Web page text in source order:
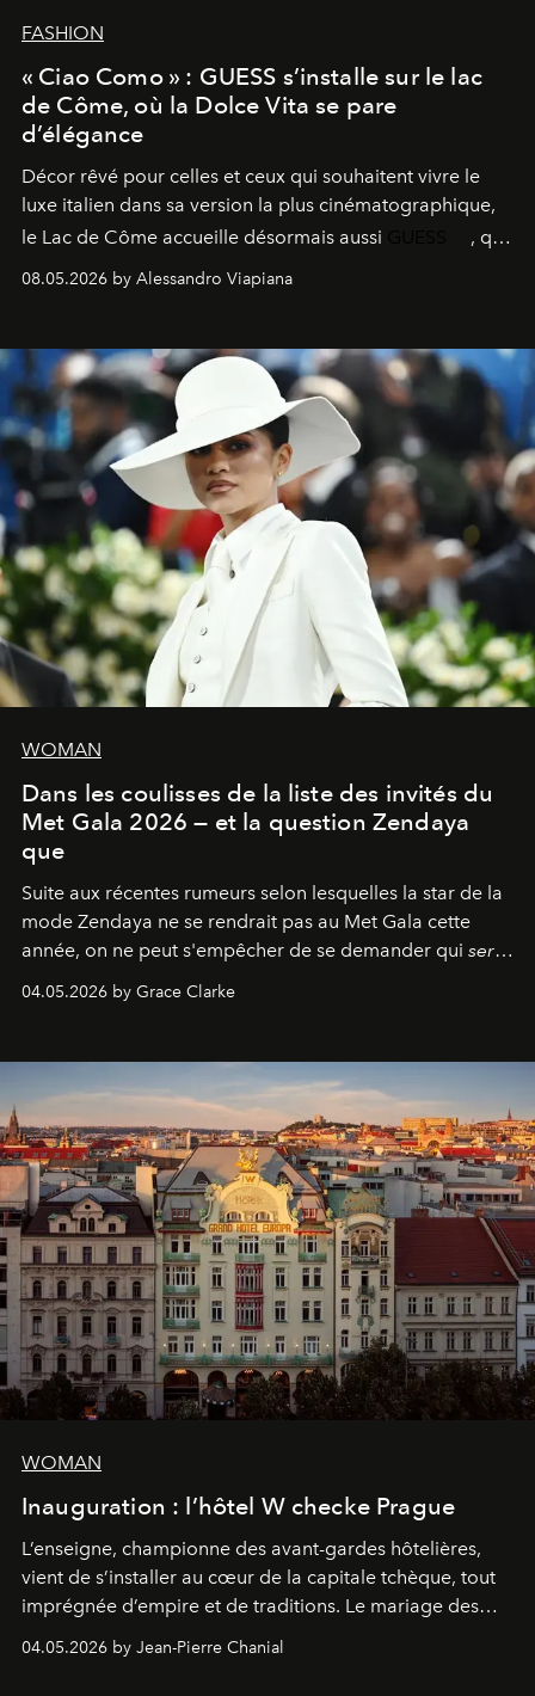
FASHION
« Ciao Como » : GUESS s’installe sur le lac
de Côme, où la Dolce Vita se pare
d’élégance
Décor rêvé pour celles et ceux qui souhaitent vivre le
luxe italien dans sa version la plus cinématographique,
le Lac de Côme accueille désormais aussi
, qui
signe un takeover entre boutiques, hôtels, bateaux et
fragrances. L’une des opérations de style les plus
08.05.2026 by Alessandro Viapiana
WOMAN
Dans les coulisses de la liste des invités du
Met Gala 2026 — et la question Zendaya
que
Suite aux récentes rumeurs selon lesquelles la star de la
mode Zendaya ne se rendrait pas au Met Gala cette
année, on ne peut s'empêcher de se demander qui sera
04.05.2026 by Grace Clarke
WOMAN
Inauguration : l’hôtel W checke Prague
L’enseigne, championne des avant-gardes hôtelières,
vient de s’installer au cœur de la capitale tchèque, tout
imprégnée d’empire et de traditions. Le mariage des
extrêmes fait merveille.
04.05.2026 by Jean-Pierre Chanial